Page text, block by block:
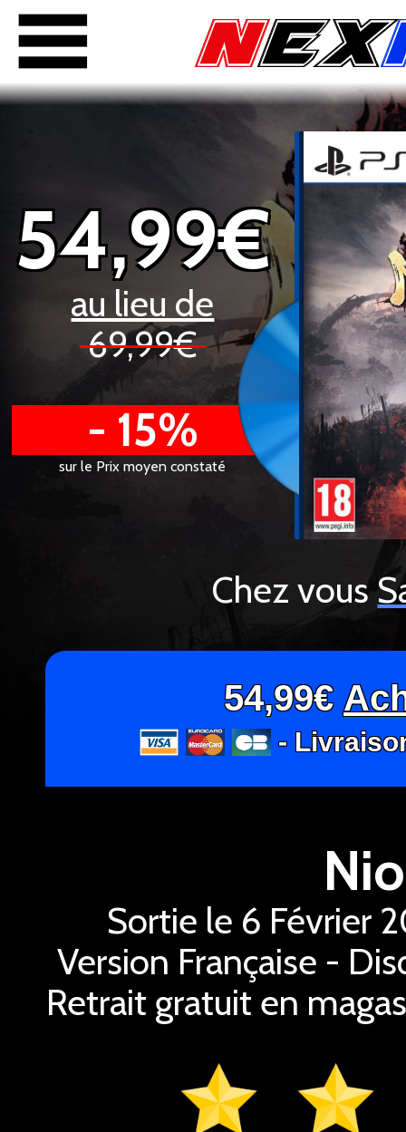
54,99€
au lieu de
69,99€
- 15%
sur le Prix moyen constaté
Chez vous
54,99€
-
Sortie le 6 Février
Version Française -
Retrait gratuit en